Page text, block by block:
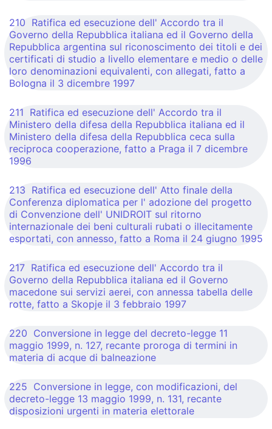
210 Ratifica ed esecuzione dell' Accordo tra il
Governo della Repubblica italiana ed il Governo della
Repubblica argentina sul riconoscimento dei titoli e dei
certificati di studio a livello elementare e medio o delle
loro denominazioni equivalenti, con allegati, fatto a
Bologna il 3 dicembre 1997
211 Ratifica ed esecuzione dell' Accordo tra il
Ministero della difesa della Repubblica italiana ed il
Ministero della difesa della Repubblica ceca sulla
reciproca cooperazione, fatto a Praga il 7 dicembre
1996
213 Ratifica ed esecuzione dell' Atto finale della
Conferenza diplomatica per l' adozione del progetto
di Convenzione dell' UNIDROIT sul ritorno
internazionale dei beni culturali rubati o illecitamente
esportati, con annesso, fatto a Roma il 24 giugno 1995
217 Ratifica ed esecuzione dell' Accordo tra il
Governo della Repubblica italiana ed il Governo
macedone sui servizi aerei, con annessa tabella delle
rotte, fatto a Skopje il 3 febbraio 1997
220 Conversione in legge del decreto-legge 11
maggio 1999, n. 127, recante proroga di termini in
materia di acque di balneazione
225 Conversione in legge, con modificazioni, del
decreto-legge 13 maggio 1999, n. 131, recante
disposizioni urgenti in materia elettorale